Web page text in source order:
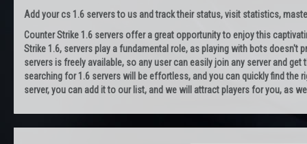
Add your cs 1.6 servers to us and track their status, visit statistics,
Counter Strike 1.6 servers offer a great opportunity to enjoy this
Strike 1.6, servers play a fundamental role, as playing with bots
servers is freely available, so any user can easily join any server and
searching for 1.6 servers will be effortless, and you can quickly find
server, you can add it to our list, and we will attract players for you, as